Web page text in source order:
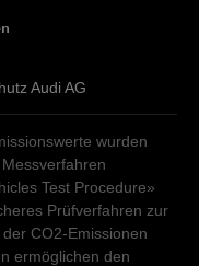
Audi AG
wurden
Test Procedure»
Prüfverfahren zur
CO2-Emissionen
ermöglichen den